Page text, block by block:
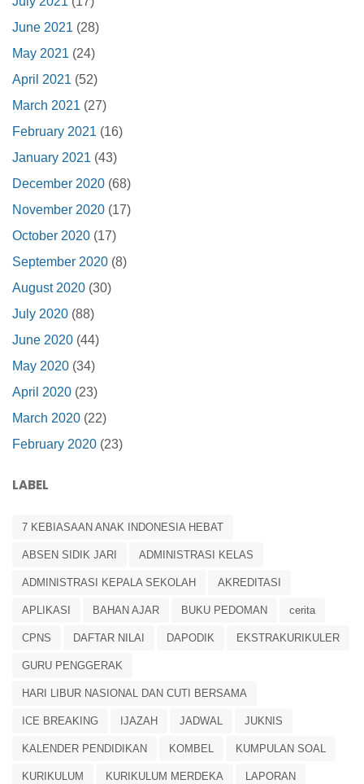
June 2021 (28)
May 2021 (24)
April 2021 (52)
March 2021 (27)
February 2021 (16)
January 2021 (43)
December 2020 (68)
November 2020 (17)
October 2020 (17)
September 2020 (8)
August 2020 (30)
July 2020 (88)
June 2020 (44)
May 2020 (34)
April 2020 (23)
March 2020 (22)
February 2020 (23)
LABEL
7 KEBIASAAN ANAK INDONESIA HEBAT
ABSEN SIDIK JARI ADMINISTRASI KELAS
ADMINISTRASI KEPALA SEKOLAH AKREDITASI
APLIKASI BAHAN AJAR BUKU PEDOMAN cerita
CPNS DAFTAR NILAI DAPODIK EKSTRAKURIKULER
GURU PENGGERAK
HARI LIBUR NASIONAL DAN CUTI BERSAMA
ICE BREAKING IJAZAH JADWAL JUKNIS
KALENDER PENDIDIKAN KOMBEL KUMPULAN SOAL
KURIKULUM KURIKULUM MERDEKA LAPORAN